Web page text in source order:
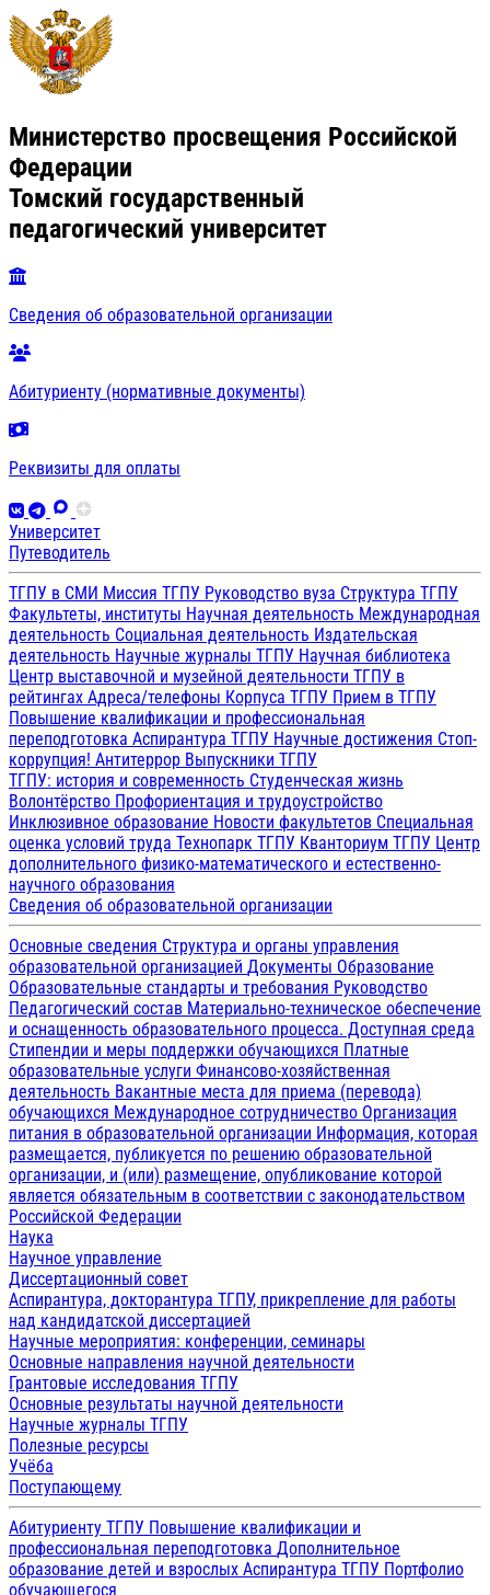
Министерство просвещения Российской
Федерации
Томский государственный
педагогический университет
Сведения об образовательной организации
Абитуриенту (нормативные документы)
Реквизиты для оплаты
Университет
Путеводитель
ТГПУ в СМИ Миссия ТГПУ Руководство вуза Структура ТГПУ
Факультеты, институты Научная деятельность Международная
деятельность Социальная деятельность Издательская
деятельность Научные журналы ТГПУ Научная библиотека
Центр выставочной и музейной деятельности ТГПУ в
рейтингах Адреса/телефоны Корпуса ТГПУ Прием в ТГПУ
Повышение квалификации и профессиональная
переподготовка Аспирантура ТГПУ Научные достижения Стоп-
коррупция! Антитеррор Выпускники ТГПУ
ТГПУ: история и современность Студенческая жизнь
Волонтёрство Профориентация и трудоустройство
Инклюзивное образование Новости факультетов Специальная
оценка условий труда Технопарк ТГПУ Кванториум ТГПУ Центр
дополнительного физико-математического и естественно-
научного образования
Сведения об образовательной организации
Основные сведения Структура и органы управления
образовательной организацией Документы Образование
Образовательные стандарты и требования Руководство
Педагогический состав Материально-техническое обеспечение
и оснащенность образовательного процесса. Доступная среда
Стипендии и меры поддержки обучающихся Платные
образовательные услуги Финансово-хозяйственная
деятельность Вакантные места для приема (перевода)
обучающихся Международное сотрудничество Организация
питания в образовательной организации Информация, которая
размещается, публикуется по решению образовательной
организации, и (или) размещение, опубликование которой
является обязательным в соответствии с законодательством
Российской Федерации
Наука
Научное управление
Диссертационный совет
Аспирантура, докторантура ТГПУ, прикрепление для работы
над кандидатской диссертацией
Научные мероприятия: конференции, семинары
Основные направления научной деятельности
Грантовые исследования ТГПУ
Основные результаты научной деятельности
Научные журналы ТГПУ
Полезные ресурсы
Учёба
Поступающему
Абитуриенту ТГПУ Повышение квалификации и
профессиональная переподготовка Дополнительное
образование детей и взрослых Аспирантура ТГПУ Портфолио
обучающегося